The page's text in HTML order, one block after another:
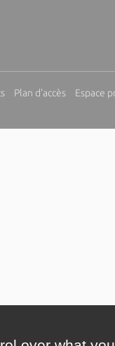
Plan d'accès Espace